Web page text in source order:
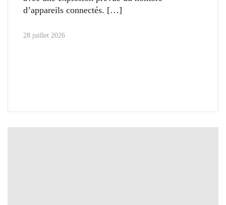
d’appareils connectés.
28 juillet 2026